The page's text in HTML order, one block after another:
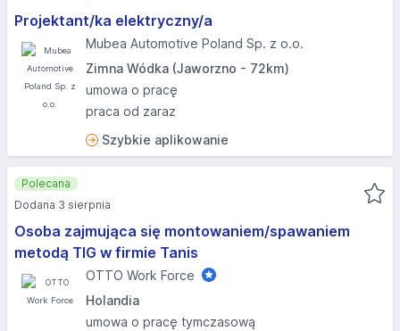
Projektant/ka elektryczny/a
Mubea Automotive Poland Sp. z o.o.
Zimna Wódka (Jaworzno - 72km)
umowa o pracę
praca od zaraz
Szybkie aplikowanie
Osoba zajmująca się montowaniem/spawaniem
metodą TIG w firmie Tanis
OTTO Work Force
Holandia
umowa o pracę tymczasową
Polecana
Dodana 3 sierpnia